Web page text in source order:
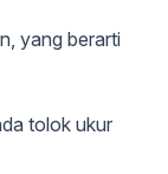
yang berarti
tolok ukur